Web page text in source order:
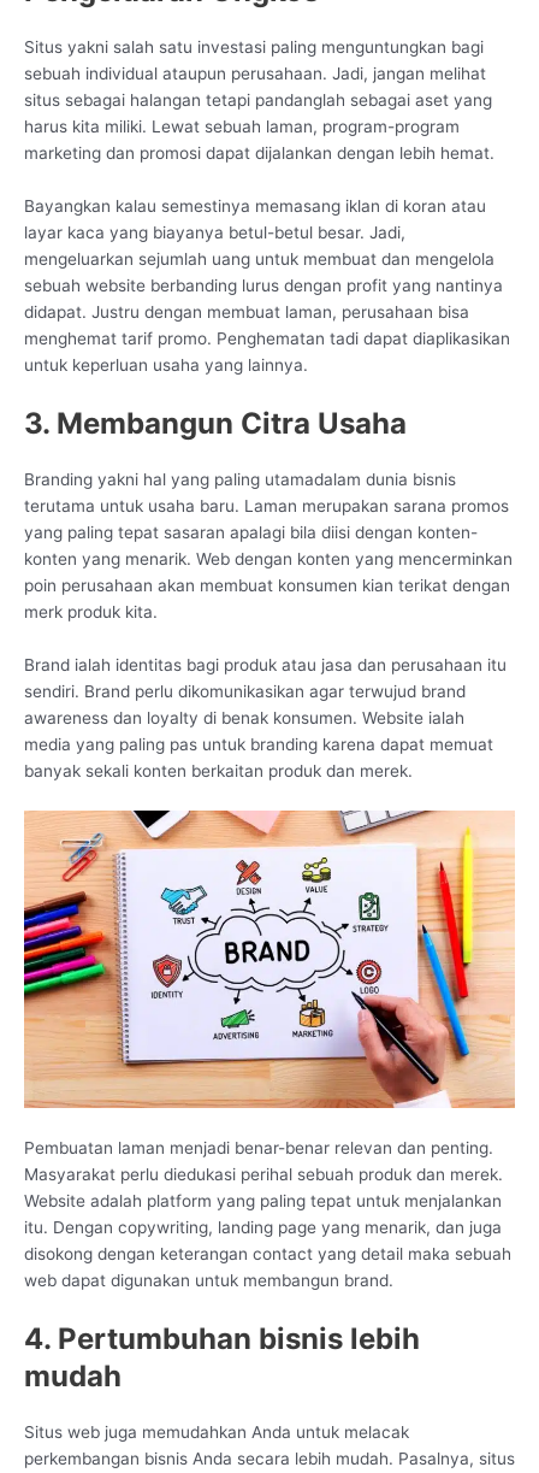
Situs yakni salah satu investasi paling menguntungkan bagi
sebuah individual ataupun perusahaan. Jadi, jangan melihat
situs sebagai halangan tetapi pandanglah sebagai aset yang
harus kita miliki. Lewat sebuah laman, program-program
marketing dan promosi dapat dijalankan dengan lebih hemat.
Bayangkan kalau semestinya memasang iklan di koran atau
layar kaca yang biayanya betul-betul besar. Jadi,
mengeluarkan sejumlah uang untuk membuat dan mengelola
sebuah website berbanding lurus dengan profit yang nantinya
didapat. Justru dengan membuat laman, perusahaan bisa
menghemat tarif promo. Penghematan tadi dapat diaplikasikan
untuk keperluan usaha yang lainnya.
3. Membangun Citra Usaha
Branding yakni hal yang paling utamadalam dunia bisnis
terutama untuk usaha baru. Laman merupakan sarana promos
yang paling tepat sasaran apalagi bila diisi dengan konten-
konten yang menarik. Web dengan konten yang mencerminkan
poin perusahaan akan membuat konsumen kian terikat dengan
merk produk kita.
Brand ialah identitas bagi produk atau jasa dan perusahaan itu
sendiri. Brand perlu dikomunikasikan agar terwujud brand
awareness dan loyalty di benak konsumen. Website ialah
media yang paling pas untuk branding karena dapat memuat
banyak sekali konten berkaitan produk dan merek.
Pembuatan laman menjadi benar-benar relevan dan penting.
Masyarakat perlu diedukasi perihal sebuah produk dan merek.
Website adalah platform yang paling tepat untuk menjalankan
itu. Dengan copywriting, landing page yang menarik, dan juga
disokong dengan keterangan contact yang detail maka sebuah
web dapat digunakan untuk membangun brand.
4. Pertumbuhan bisnis lebih
mudah
Situs web juga memudahkan Anda untuk melacak
perkembangan bisnis Anda secara lebih mudah. Pasalnya, situs